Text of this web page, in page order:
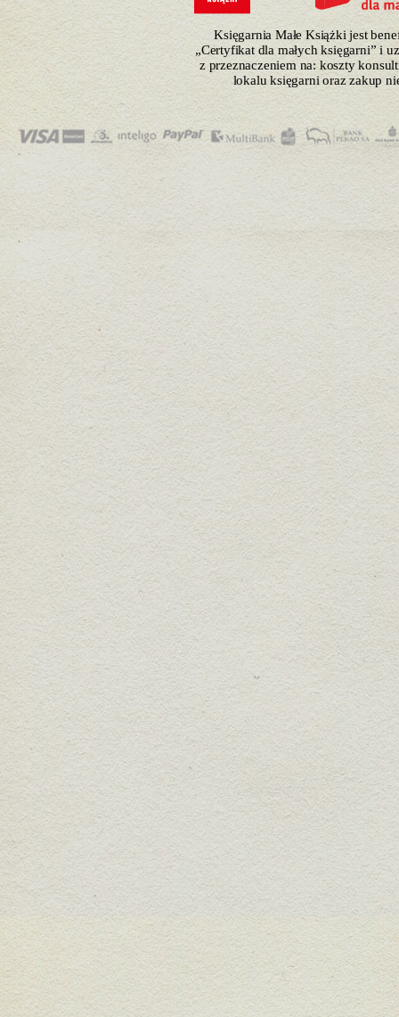
Księgarnia Małe Książki jest
„Certyfikat dla małych księgarni” i
z przeznaczeniem na: koszty
lokalu księgarni oraz zakup